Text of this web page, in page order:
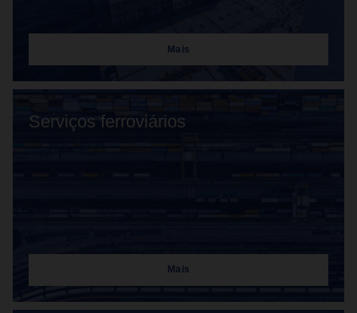
Mais
Serviços ferroviários
Mais